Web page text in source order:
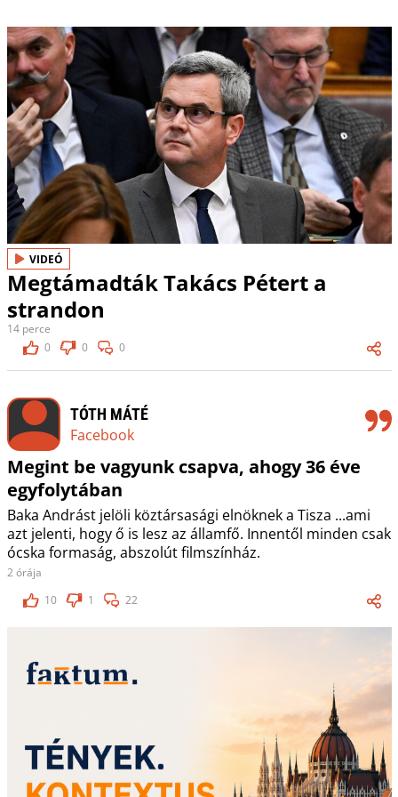
VIDEÓ
Megtámadták Takács Pétert a
strandon
14 perce
0
0 0
TÓTH MÁTÉ
Facebook
Megint be vagyunk csapva, ahogy 36 éve
egyfolytában
Baka Andrást jelöli köztársasági elnöknek a Tisza ...ami
azt jelenti, hogy ő is lesz az államfő. Innentől minden csak
ócska formaság, abszolút filmszínház.
2 órája
10
1 22